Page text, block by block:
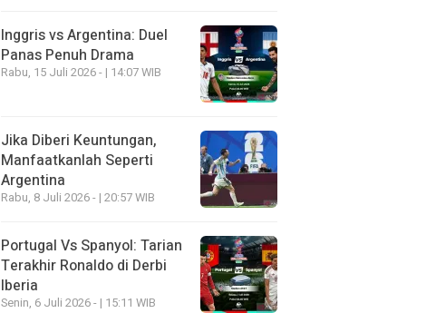
Inggris vs Argentina: Duel
Panas Penuh Drama
Rabu, 15 Juli 2026 - | 14:07 WIB
Jika Diberi Keuntungan,
Manfaatkanlah Seperti
Argentina
Rabu, 8 Juli 2026 - | 20:57 WIB
Portugal Vs Spanyol: Tarian
Terakhir Ronaldo di Derbi
Iberia
Senin, 6 Juli 2026 - | 15:11 WIB